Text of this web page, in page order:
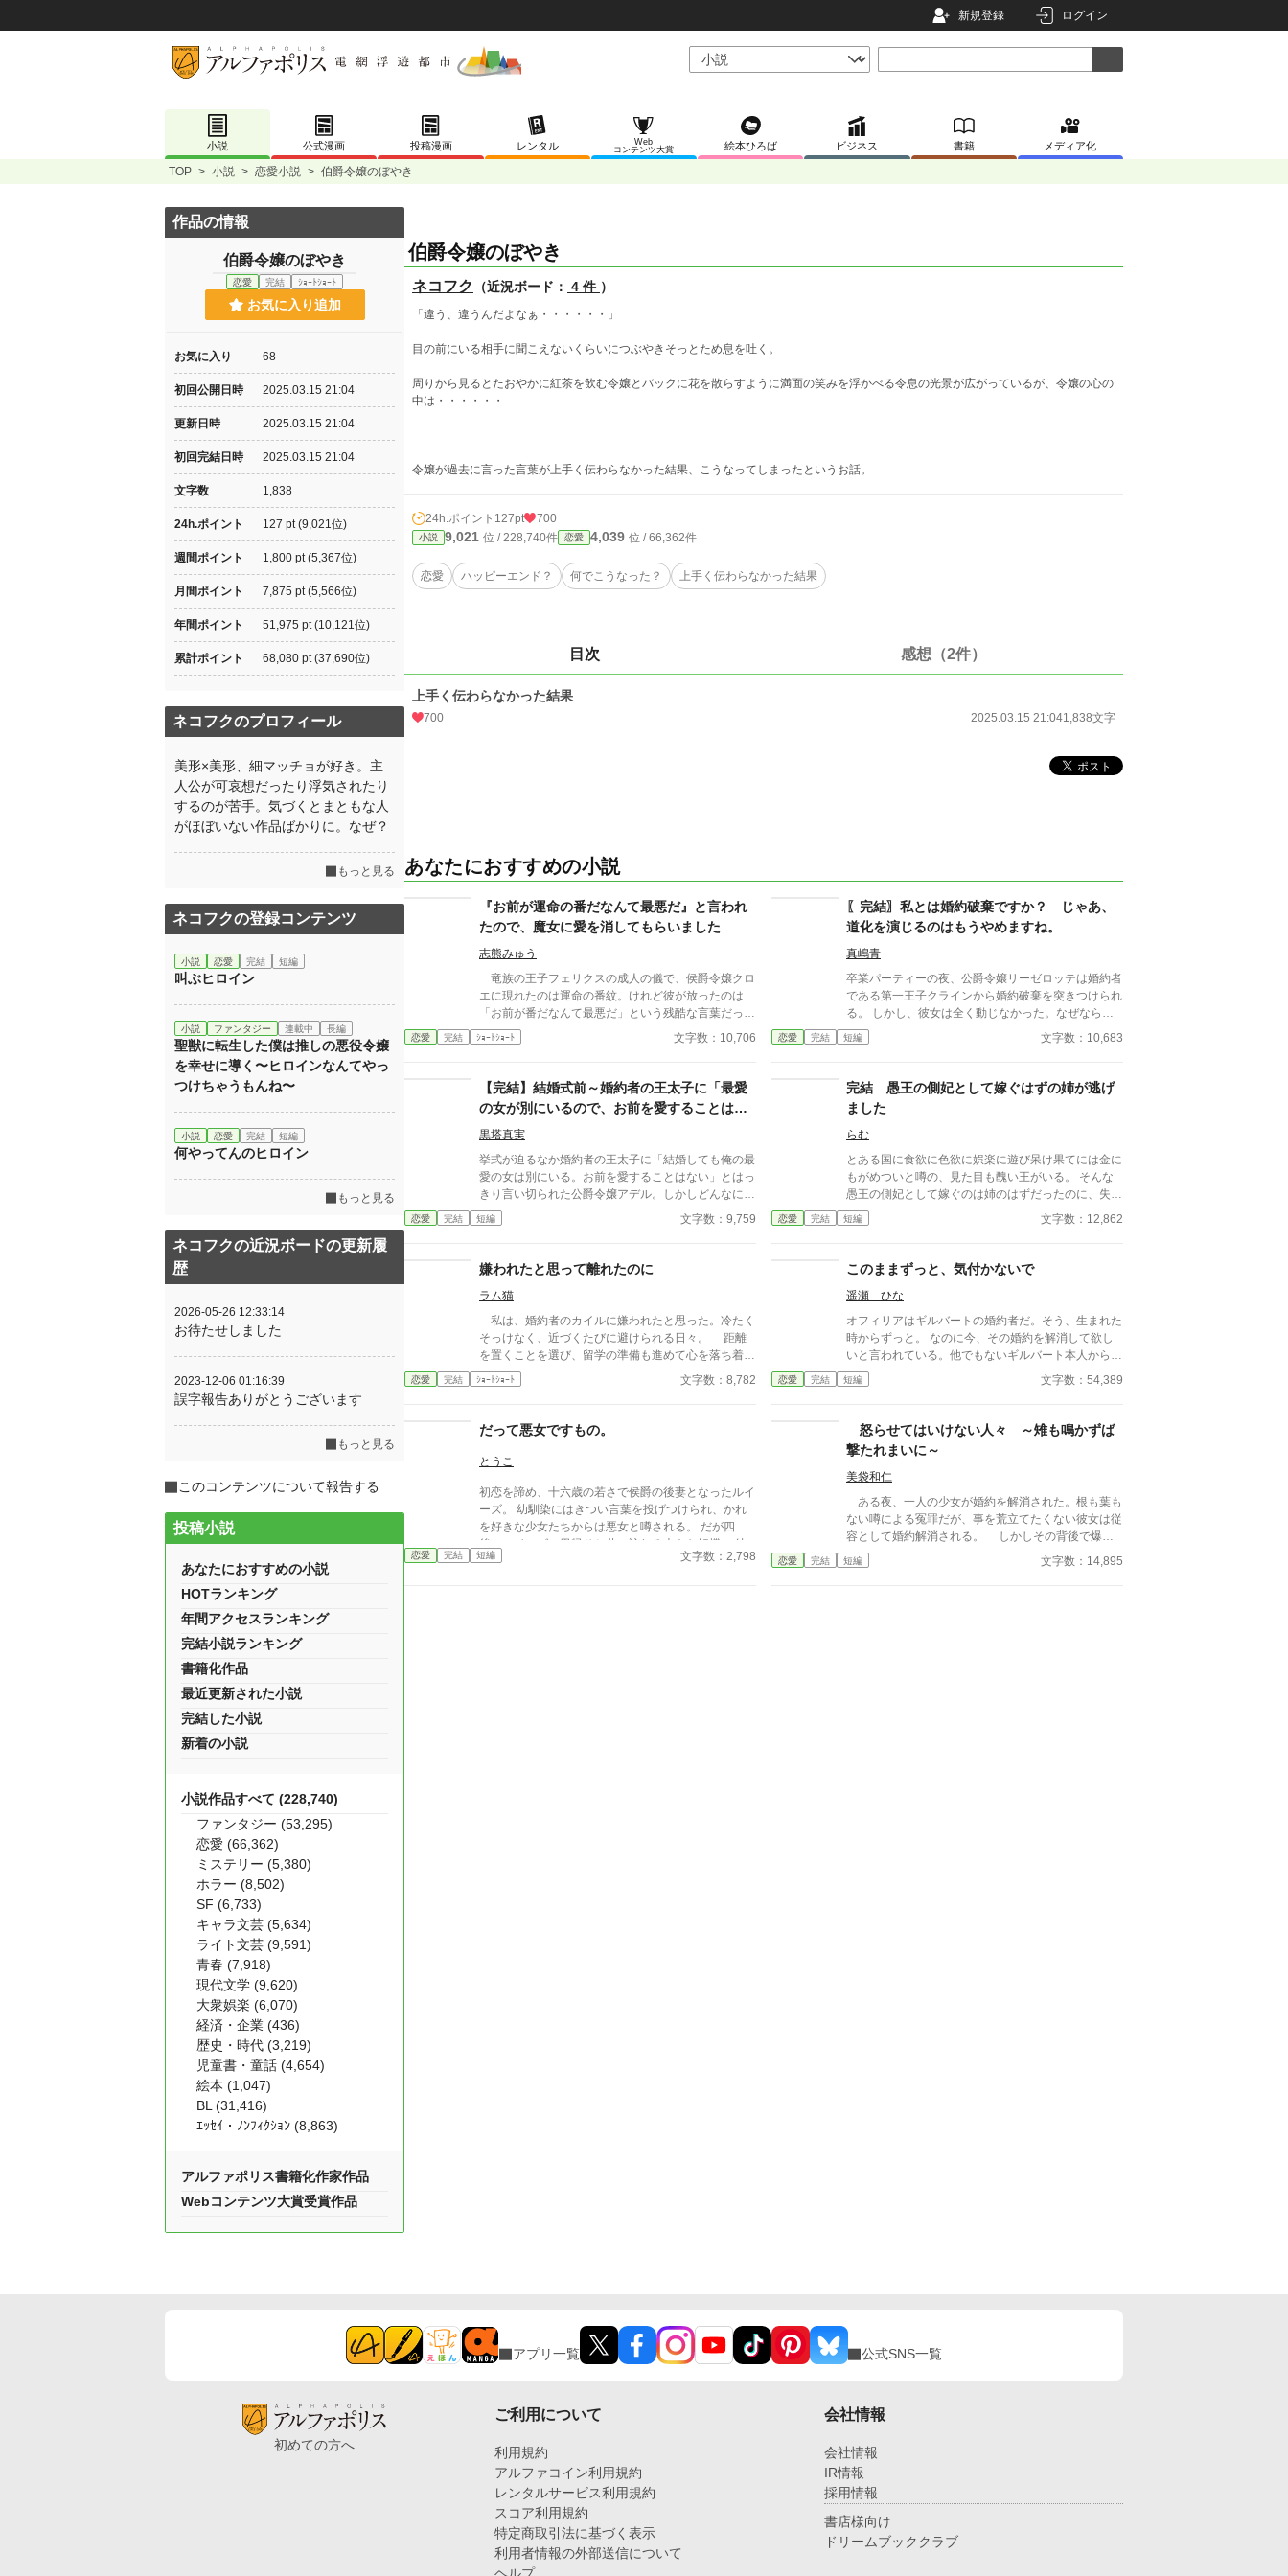
新規登録 ログイン
小説 公式漫画 投稿漫画 レンタル
Web
コンテンツ大賞
絵本ひろば ビジネス 書籍 メディア化
TOP > 小説 > 恋愛小説 > 伯爵令嬢のぼやき
伯爵令嬢のぼやき
ネコフク （近況ボード： 4 件 ）
「違う、違うんだよなぁ・・・・・・」
目の前にいる相手に聞こえないくらいにつぶやきそっとため息を吐く。
周りから見るとたおやかに紅茶を飲む令嬢とバックに花を散らすように満面の笑みを浮かべる令息の光景が広がっているが、令嬢の心の
中は・・・・・・
令嬢が過去に言った言葉が上手く伝わらなかった結果、こうなってしまったというお話。
24h.ポイント 127pt 700
小説 9,021 位 / 228,740件 恋愛 4,039 位 / 66,362件
恋愛 ハッピーエンド？ 何でこうなった？ 上手く伝わらなかった結果
目次 感想（2件）
上手く伝わらなかった結果
700 2025.03.15 21:041,838文字
あなたにおすすめの小説
『お前が運命の番だなんて最悪だ』と言われ
たので、魔女に愛を消してもらいました
志熊みゅう
竜族の王子フェリクスの成人の儀で、侯爵令嬢クロ
エに現れたのは運命の番紋。けれど彼が放ったのは
「お前が番だなんて最悪だ」という残酷な言葉だっ
た。 異母妹ばかりを愛する王子、家族に疎まれる
日々に耐えきれなくなったクロエは、半地下に住む魔
嫉妬も失い、辺境で静かに生き直そうとした彼女のも
とに、三年後、王宮から使者が現れる。異母妹の魅了
が暴かれ、王子は今さら真実の愛を誓うが、クロエの
心にはもう何も響かない。愛されなかった令嬢と、愛
を取り戻したい竜王子。番たちの行く末は――。
恋愛 完結 ｼｮｰﾄｼｮｰﾄ 文字数：10,706
〖完結〗私とは婚約破棄ですか？ じゃあ、
道化を演じるのはもうやめますね。
真嶋青
卒業パーティーの夜、公爵令嬢リーゼロッテは婚約者
である第一王子クラインから婚約破棄を突きつけられ
る。 しかし、彼女は全く動じなかった。なぜならこ
の世界は乙女ゲームの世界であり、今日この「断罪イ
ベント」が起こることを前世の記憶から知っていたか
た。――では、始めましょうか」 リーゼロッテは完
璧に準備してきた証拠と証人を次々と提示し、王子の
言いがかりを公衆の面前で華麗に論破していく。 ※
カクヨム、小説家になろうにも掲載しています。
恋愛 完結 短編 文字数：10,683
【完結】結婚式前～婚約者の王太子に「最愛
の女が別にいるので、お前を愛することはな
い」と言われました～
黒塔真実
挙式が迫るなか婚約者の王太子に「結婚しても俺の最
愛の女は別にいる。お前を愛することはない」とはっ
きり言い切られた公爵令嬢アデル。しかしどんなに婚
約者としてないがしろにされても女性としての誇りを
傷つけられても彼女は平気だった。なぜなら大切な
卒業ダンスパーティーの夜、アデルはかつてない、世
なろうにも別タイトルで重複投稿←【ジャンル日間4
位】。
恋愛 完結 短編 文字数：9,759
完結 愚王の側妃として嫁ぐはずの姉が逃げ
ました
らむ
とある国に食欲に色欲に娯楽に遊び呆け果てには金に
もがめついと噂の、見た目も醜い王がいる。 そんな
愚王の側妃として嫁ぐのは姉のはずだったのに、失踪
したために代わりに嫁ぐことになった妹の私。 しか
しいざ対面してみると、なんだか噂とは違うような…
恋愛 完結 短編 文字数：12,862
嫌われたと思って離れたのに
ラム猫
私は、婚約者のカイルに嫌われたと思った。冷たく
そっけなく、近づくたびに避けられる日々。 距離
を置くことを選び、留学の準備も進めて心を落ち着か
せようとするけれど——。
恋愛 完結 ｼｮｰﾄｼｮｰﾄ 文字数：8,782
このままずっと、気付かないで
遥瀬 ひな
オフィリアはギルバートの婚約者だ。そう、生まれた
時からずっと。 なのに今、その婚約を解消して欲し
いと言われている。他でもないギルバート本人から、
なんの前触れもなく突然に。 「すまない、オフィリ
ア。」 「畏まりました、王太子殿下。」 そう答える
はいないと分かっているから。 《読点連作〜せつな
い愛の物語〜 Ⅰ 》
恋愛 完結 短編 文字数：54,389
だって悪女ですもの。
とうこ
初恋を諦め、十六歳の若さで侯爵の後妻となったルイ
ーズ。 幼馴染にはきつい言葉を投げつけられ、かれ
を好きな少女たちからは悪女と噂される。 だが四年
後、ルイーズの里帰りと共に訪れる大きな転機。 彼
女の選択は。 小説家になろう様にも掲載予定です。
恋愛 完結 短編 文字数：2,798
怒らせてはいけない人々 ～雉も鳴かずば
撃たれまいに～
美袋和仁
ある夜、一人の少女が婚約を解消された。根も葉も
ない噂による冤罪だが、事を荒立てたくない彼女は従
容として婚約解消される。 しかしその背後で爆音
が轟き、一人の男性が姿を見せた。彼は少女の父親。
怒らせてはならない人々に繋がる少女の婚約解消
恋愛 完結 短編 文字数：14,895
作品の情報
伯爵令嬢のぼやき
恋愛 完結 ｼｮｰﾄｼｮｰﾄ
お気に入り追加
お気に入り 68
初回公開日時 2025.03.15 21:04
更新日時 2025.03.15 21:04
初回完結日時 2025.03.15 21:04
文字数 1,838
24h.ポイント 127 pt (9,021位)
週間ポイント 1,800 pt (5,367位)
月間ポイント 7,875 pt (5,566位)
年間ポイント 51,975 pt (10,121位)
累計ポイント 68,080 pt (37,690位)
ネコフクのプロフィール
美形×美形、細マッチョが好き。主
人公が可哀想だったり浮気されたり
するのが苦手。気づくとまともな人
がほぼいない作品ばかりに。なぜ？
もっと見る
ネコフクの登録コンテンツ
小説 恋愛 完結 短編
叫ぶヒロイン
小説 ファンタジー 連載中 長編
聖獣に転生した僕は推しの悪役令嬢
を幸せに導く〜ヒロインなんてやっ
つけちゃうもんね〜
小説 恋愛 完結 短編
何やってんのヒロイン
もっと見る
ネコフクの近況ボードの更新履
歴
2026-05-26 12:33:14
お待たせしました
2023-12-06 01:16:39
誤字報告ありがとうございます
もっと見る
このコンテンツについて報告する
投稿小説
あなたにおすすめの小説
HOTランキング
年間アクセスランキング
完結小説ランキング
書籍化作品
最近更新された小説
完結した小説
新着の小説
小説作品すべて (228,740)
ファンタジー (53,295)
恋愛 (66,362)
ミステリー (5,380)
ホラー (8,502)
SF (6,733)
キャラ文芸 (5,634)
ライト文芸 (9,591)
青春 (7,918)
現代文学 (9,620)
大衆娯楽 (6,070)
経済・企業 (436)
歴史・時代 (3,219)
児童書・童話 (4,654)
絵本 (1,047)
BL (31,416)
ｴｯｾｲ・ﾉﾝﾌｨｸｼｮﾝ (8,863)
アルファポリス書籍化作家作品
Webコンテンツ大賞受賞作品
アプリ一覧 公式SNS一覧
初めての方へ
ご利用について
利用規約
アルファコイン利用規約
レンタルサービス利用規約
スコア利用規約
特定商取引法に基づく表示
利用者情報の外部送信について
会社情報
会社情報
IR情報
採用情報
書店様向け
ドリームブッククラブ